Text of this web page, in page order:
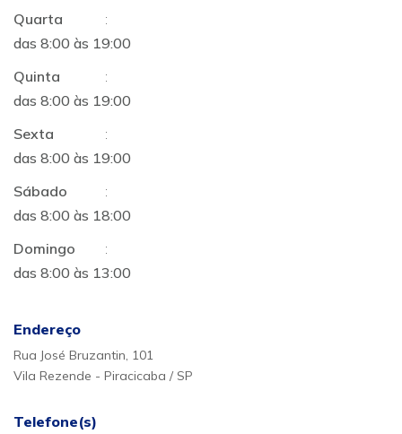
Quarta
:
das 8:00 às 19:00
Quinta
:
das 8:00 às 19:00
Sexta
:
das 8:00 às 19:00
Sábado
:
das 8:00 às 18:00
Domingo
:
das 8:00 às 13:00
Endereço
Rua José Bruzantin, 101
Vila Rezende - Piracicaba / SP
Telefone(s)